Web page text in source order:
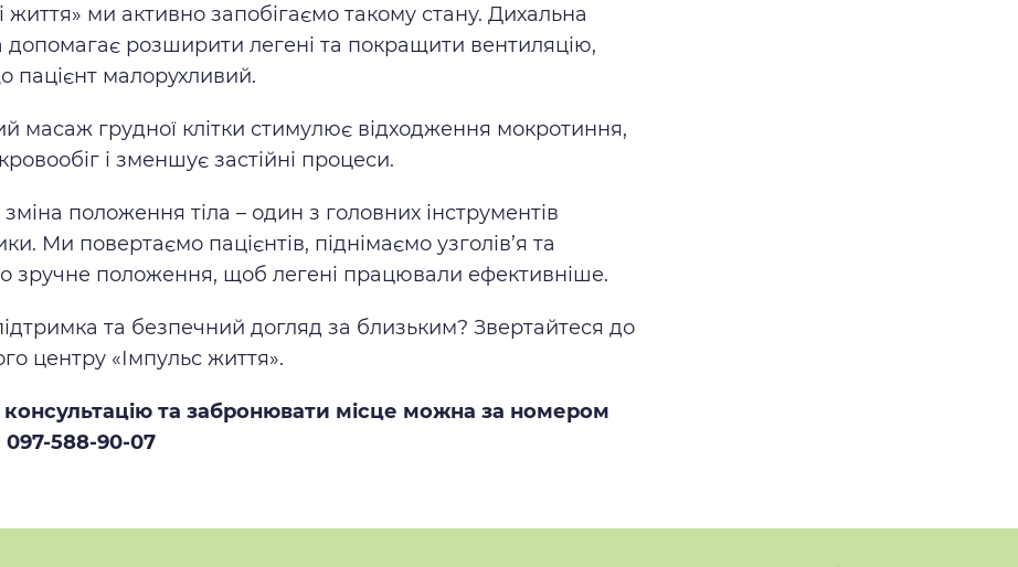
життя» ми активно запобігаємо такому стану. Дихальна
допомагає розширити легені та покращити вентиляцію,
пацієнт малорухливий.
масаж грудної клітки стимулює відходження мокротиння,
і зменшує застійні процеси.
положення тіла – один з головних інструментів
Ми повертаємо пацієнтів, піднімаємо узголів’я та
зручне положення, щоб легені працювали ефективніше.
та безпечний догляд за близьким? Звертайтеся до
центру «Імпульс життя».
та забронювати місце можна за номером
588-90-07